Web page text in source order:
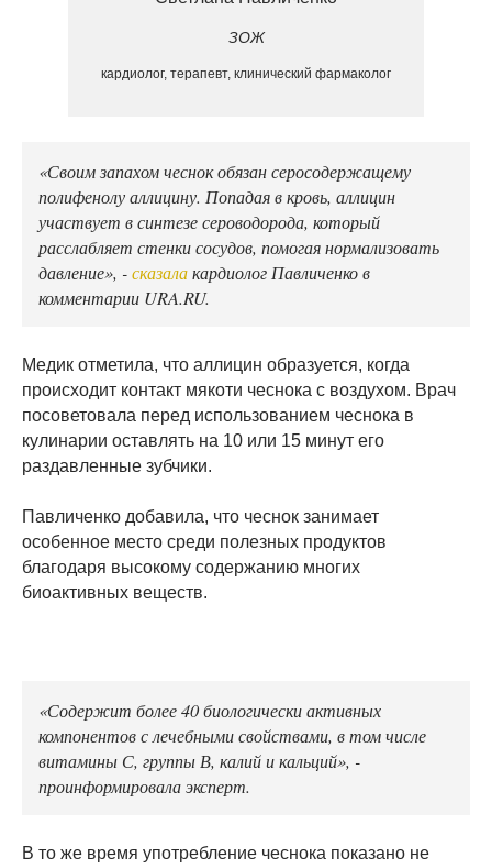
ЗОЖ
кардиолог, терапевт, клинический фармаколог
«Своим запахом чеснок обязан серосодержащему
полифенолу аллицину. Попадая в кровь, аллицин
участвует в синтезе сероводорода, который
расслабляет стенки сосудов, помогая нормализовать
давление», -сказалакардиолог Павличенко в
комментарии URA.RU.
Медик отметила, что аллицин образуется, когда
происходит контакт мякоти чеснока с воздухом. Врач
посоветовала перед использованием чеснока в
кулинарии оставлять на 10 или 15 минут его
раздавленные зубчики.
Павличенко добавила, что чеснок занимает
особенное место среди полезных продуктов
благодаря высокому содержанию многих
биоактивных веществ.
«Содержит более 40 биологически активных
компонентов с лечебными свойствами, в том числе
витамины С, группы В, калий и кальций», -
проинформировала эксперт.
В то же время употребление чеснока показано не